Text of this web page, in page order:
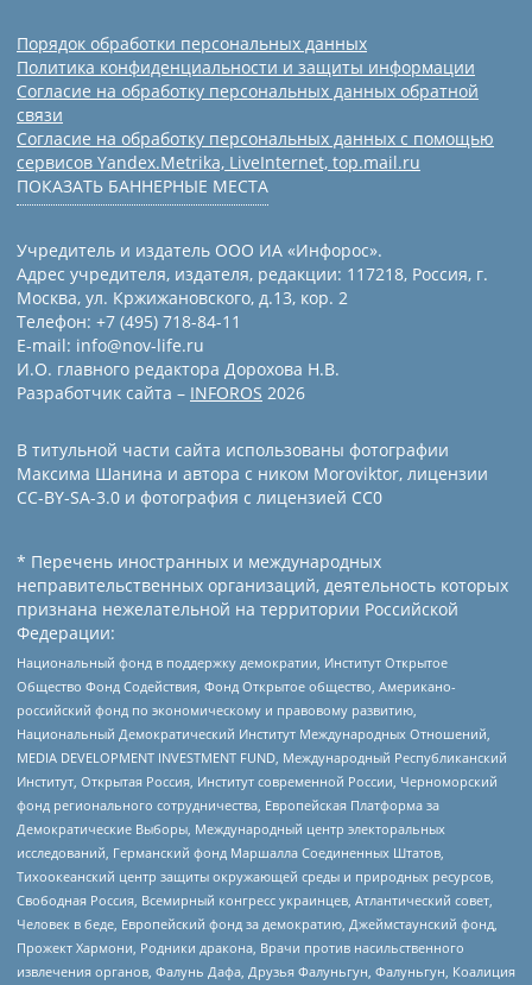
Порядок обработки персональных данных
Политика конфиденциальности и защиты информации
Согласие на обработку персональных данных обратной
связи
Согласие на обработку персональных данных с помощью
сервисов Yandex.Metrika, LiveInternet, top.mail.ru
ПОКАЗАТЬ БАННЕРНЫЕ МЕСТА
Учредитель и издатель ООО ИА «Инфорос».
Адрес учредителя, издателя, редакции: 117218, Россия, г.
Москва, ул. Кржижановского, д.13, кор. 2
Телефон: +7 (495) 718-84-11
E-mail: info@nov-life.ru
И.О. главного редактора Дорохова Н.В.
Разработчик сайта – INFOROS 2026
В титульной части сайта использованы фотографии
Максима Шанина и автора с ником Moroviktor, лицензии
CC-BY-SA-3.0 и фотография с лицензией СС0
* Перечень иностранных и международных
неправительственных организаций, деятельность которых
признана нежелательной на территории Российской
Федерации:
Национальный фонд в поддержку демократии, Институт Открытое
Общество Фонд Содействия, Фонд Открытое общество, Американо-
российский фонд по экономическому и правовому развитию,
Национальный Демократический Институт Международных Отношений,
MEDIA DEVELOPMENT INVESTMENT FUND, Международный Республиканский
Институт, Открытая Россия, Институт современной России, Черноморский
фонд регионального сотрудничества, Европейская Платформа за
Демократические Выборы, Международный центр электоральных
исследований, Германский фонд Маршалла Соединенных Штатов,
Тихоокеанский центр защиты окружающей среды и природных ресурсов,
Свободная Россия, Всемирный конгресс украинцев, Атлантический совет,
Человек в беде, Европейский фонд за демократию, Джеймстаунский фонд,
Прожект Хармони, Родники дракона, Врачи против насильственного
извлечения органов, Фалунь Дафа, Друзья Фалуньгун, Фалуньгун, Коалиция